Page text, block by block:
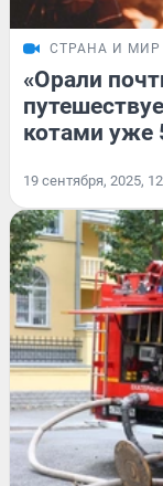
СТРАНА И МИР
«Орали
котами уже
19 сентября, 2025,